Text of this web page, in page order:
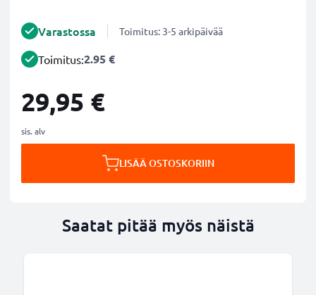
Varastossa Toimitus: 3-5 arkipäivää
Toimitus:2.95 €
29,95 €
sis. alv
LISÄÄ OSTOSKORIIN
Saatat pitää myös näistä